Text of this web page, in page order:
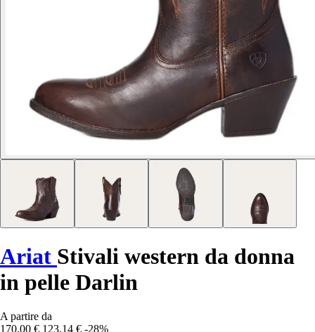
Ariat Stivali western da donna
in pelle Darlin
A partire da
170,00 € 123,14 € -28%